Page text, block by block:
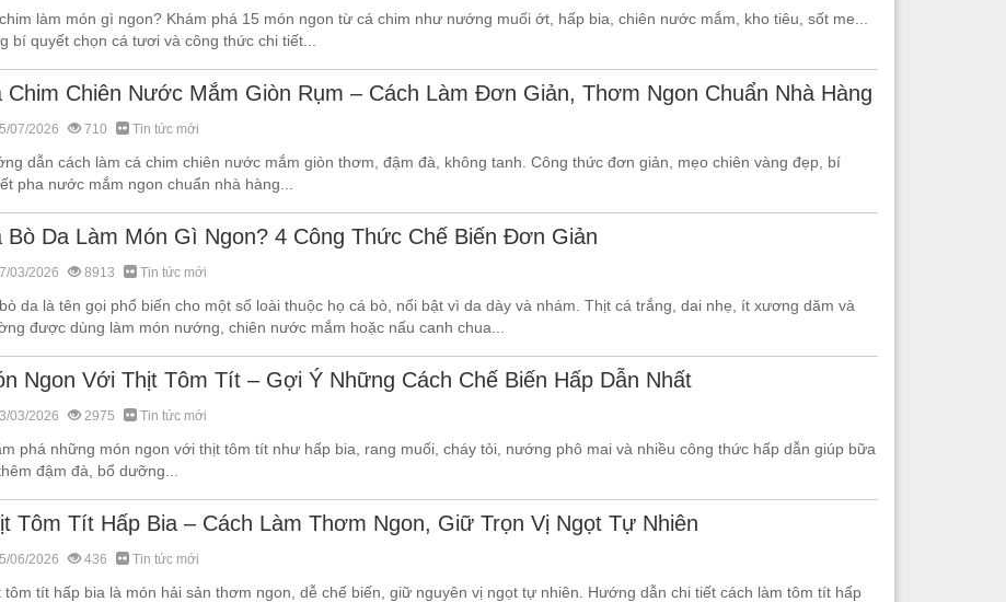
làm món gì ngon? Khám phá 15 món ngon từ cá chim như nướng muối ớt, hấp bia, chiên nước mắm, kho tiêu, sốt me...
bí quyết chọn cá tươi và công thức chi tiết...
Chim Chiên Nước Mắm Giòn Rụm – Cách Làm Đơn Giản, Thơm Ngon Chuẩn Nhà Hàng
07/2026 710 Tin tức mới
dẫn cách làm cá chim chiên nước mắm giòn thơm, đậm đà, không tanh. Công thức đơn giản, mẹo chiên vàng đẹp, bí
pha nước mắm ngon chuẩn nhà hàng...
Bò Da Làm Món Gì Ngon? 4 Công Thức Chế Biến Đơn Giản
03/2026 8913 Tin tức mới
da là tên gọi phổ biến cho một số loài thuộc họ cá bò, nổi bật vì da dày và nhám. Thịt cá trắng, dai nhẹ, ít xương dăm và
được dùng làm món nướng, chiên nước mắm hoặc nấu canh chua...
Ngon Với Thịt Tôm Tít – Gợi Ý Những Cách Chế Biến Hấp Dẫn Nhất
03/2026 2975 Tin tức mới
phá những món ngon với thịt tôm tít như hấp bia, rang muối, cháy tỏi, nướng phô mai và nhiều công thức hấp dẫn giúp bữa
đậm đà, bổ dưỡng...
Tôm Tít Hấp Bia – Cách Làm Thơm Ngon, Giữ Trọn Vị Ngọt Tự Nhiên
06/2026 436 Tin tức mới
tôm tít hấp bia là món hải sản thơm ngon, dễ chế biến, giữ nguyên vị ngọt tự nhiên. Hướng dẫn chi tiết cách làm tôm tít hấp